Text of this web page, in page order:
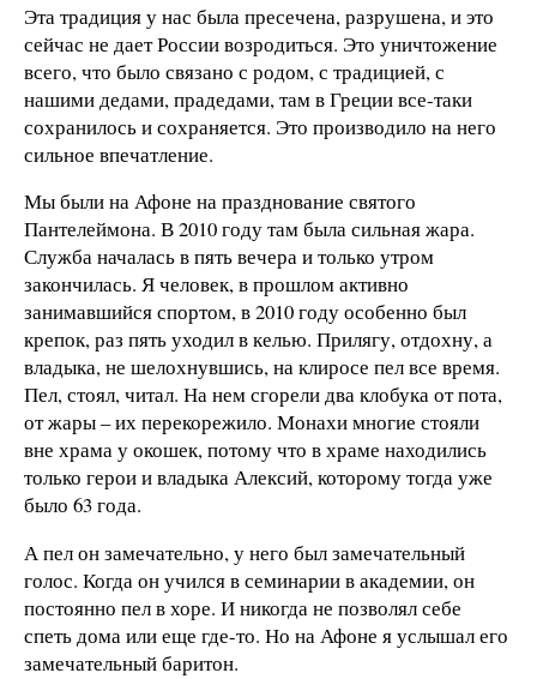
Эта традиция у нас была пресечена, разрушена, и это
сейчас не дает России возродиться. Это уничтожение
всего, что было связано с родом, с традицией, с
нашими дедами, прадедами, там в Греции все-таки
сохранилось и сохраняется. Это производило на него
сильное впечатление.
Мы были на Афоне на празднование святого
Пантелеймона. В 2010 году там была сильная жара.
Служба началась в пять вечера и только утром
закончилась. Я человек, в прошлом активно
занимавшийся спортом, в 2010 году особенно был
крепок, раз пять уходил в келью. Прилягу, отдохну, а
владыка, не шелохнувшись, на клиросе пел все время.
Пел, стоял, читал. На нем сгорели два клобука от пота,
от жары – их перекорежило. Монахи многие стояли
вне храма у окошек, потому что в храме находились
только герои и владыка Алексий, которому тогда уже
было 63 года.
А пел он замечательно, у него был замечательный
голос. Когда он учился в семинарии в академии, он
постоянно пел в хоре. И никогда не позволял себе
спеть дома или еще где-то. Но на Афоне я услышал его
замечательный баритон.